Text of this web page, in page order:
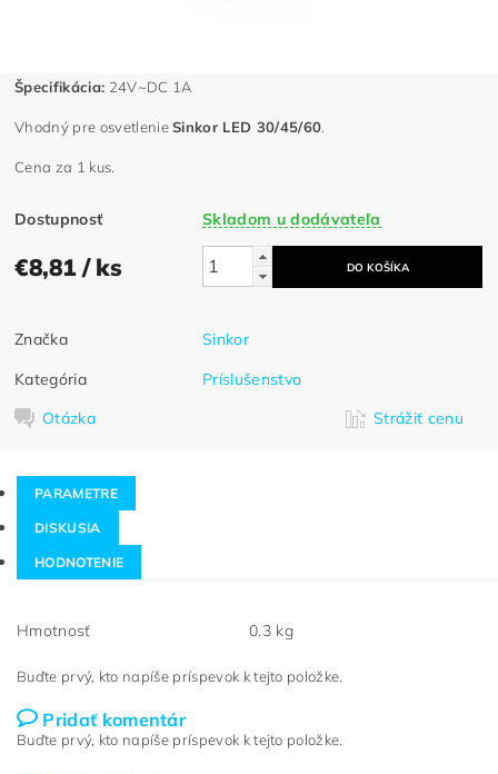
Špecifikácia: 24V~DC 1A
Vhodný pre osvetlenieSinkor LED 30/45/60
Cena za 1 kus.
Dostupnosť Skladom u dodávateľa
€8,81/ ks
Značka
Sinkor
Kategória
Príslušenstvo
Otázka
Strážiť cenu
PARAMETRE
DISKUSIA
HODNOTENIE
Hmotnosť 0.3 kg
Buďte prvý, kto napíše príspevok k tejto položke.
Pridať komentár
Buďte prvý, kto napíše príspevok k tejto položke.